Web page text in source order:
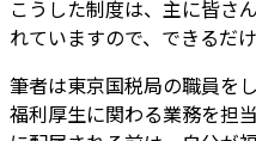
こうした制度は、主に皆さ
れていますので、できるだ
筆者は東京国税局の職員を
福利厚生に関わる業務を担